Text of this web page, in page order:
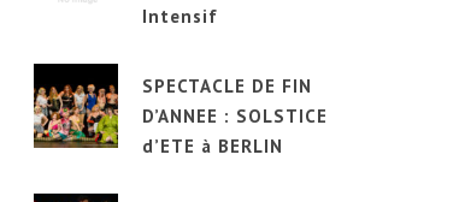
Intensif
SPECTACLE DE FIN
D’ANNEE : SOLSTICE
d’ETE à BERLIN